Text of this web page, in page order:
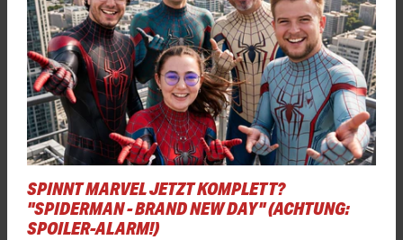
SPINNT MARVEL JETZT KOMPLETT?
"SPIDERMAN - BRAND NEW DAY" (ACHTUNG:
SPOILER-ALARM!)